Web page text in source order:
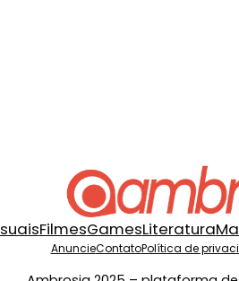
FilmesGamesLiteratura
AnuncieContatoPolítica de